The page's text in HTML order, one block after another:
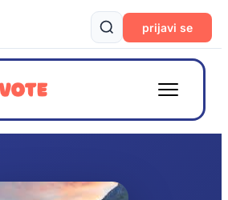
prijavi se